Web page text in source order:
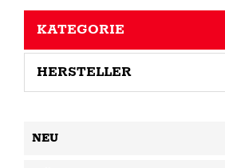
KATEGORIE
HERSTELLER
NEU